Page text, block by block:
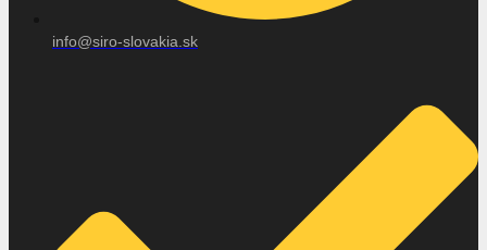
info@siro-slovakia.sk